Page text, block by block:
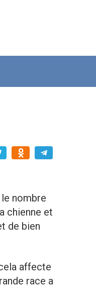
nombre
chienne et
de bien
affecte
race a